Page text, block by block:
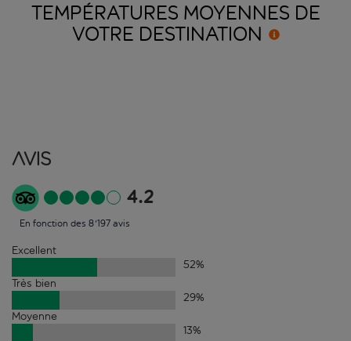
TEMPÉRATURES MOYENNES DE
VOTRE DESTINATION
Avis
4.2
En fonction des 8'197 avis
Excellent
52%
Très bien
29%
Moyenne
13%